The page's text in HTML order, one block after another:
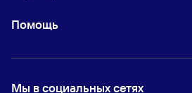
Помощь
Мы в социальных сетях